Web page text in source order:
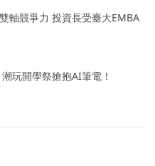
軸競爭力 投資長受臺大EMBA
玩開學祭搶抱AI筆電！